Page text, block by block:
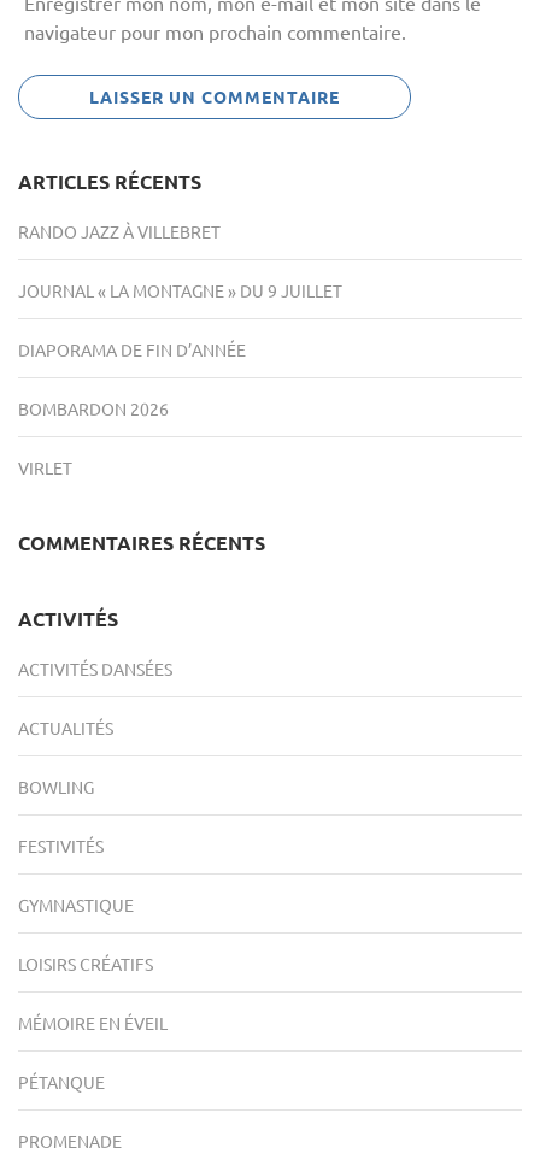
navigateur pour mon prochain commentaire.
ARTICLES RÉCENTS
RANDO JAZZ À VILLEBRET
JOURNAL « LA MONTAGNE » DU 9 JUILLET
DIAPORAMA DE FIN D’ANNÉE
BOMBARDON 2026
VIRLET
COMMENTAIRES RÉCENTS
ACTIVITÉS
ACTIVITÉS DANSÉES
ACTUALITÉS
BOWLING
FESTIVITÉS
GYMNASTIQUE
LOISIRS CRÉATIFS
MÉMOIRE EN ÉVEIL
PÉTANQUE
PROMENADE